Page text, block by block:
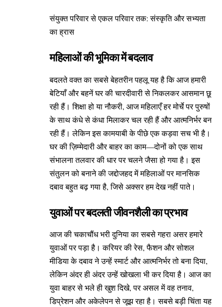
संयुक्त परिवार से एकल परिवार तक: संस्कृति और सभ्यता
का ह्रास
महिलाओं की भूमिका में बदलाव
बदलते वक्त का सबसे बेहतरीन पहलू यह है कि आज हमारी
बेटियाँ और बहनें घर की चारदीवारी से निकलकर आसमान छू
रही हैं। शिक्षा हो या नौकरी, आज महिलाएँ हर मोर्चे पर पुरुषों
के साथ कंधे से कंधा मिलाकर चल रही हैं और आत्मनिर्भर बन
रही हैं। लेकिन इस कामयाबी के पीछे एक कड़वा सच भी है।
घर की ज़िम्मेदारी और बाहर का काम—दोनों को एक साथ
संभालना तलवार की धार पर चलने जैसा हो गया है। इस
संतुलन को बनाने की जद्दोजहद में महिलाओं पर मानसिक
दबाव बहुत बढ़ गया है, जिसे अक्सर हम देख नहीं पाते।
युवाओं पर बदलती जीवनशैली का प्रभाव
आज की चकाचौंध भरी दुनिया का सबसे गहरा असर हमारे
युवाओं पर पड़ा है। करियर की रेस, फैशन और सोशल
मीडिया के दबाव ने उन्हें स्मार्ट और आत्मनिर्भर तो बना दिया,
लेकिन अंदर ही अंदर उन्हें खोखला भी कर दिया है। आज का
युवा बाहर से भले ही खुश दिखे, पर असल में वह तनाव,
डिप्रेशन और अकेलेपन से जूझ रहा है। सबसे बड़ी चिंता यह